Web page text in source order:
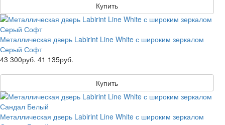
Купить
Металлическая дверь Labirint Line White с широким зеркалом
Серый Софт
43 300руб. 41 135руб.
Купить
Металлическая дверь Labirint Line White с широким зеркалом